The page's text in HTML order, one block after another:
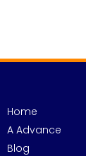
Home
A Advance
Blog